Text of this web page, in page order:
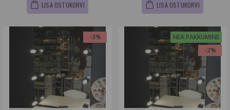
LISA OSTUKORVI LISA OSTUKORVI
-3%
HEA PAKKUMINE
-3%